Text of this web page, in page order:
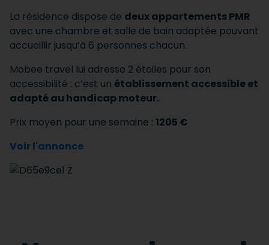
La résidence dispose de deux appartements PMR
avec une chambre et salle de bain adaptée pouvant
accueillir jusqu’à 6 personnes chacun.
Mobee travel lui adresse 2 étoiles pour son
accessibilité : c’est un établissement accessible et
adapté au handicap moteur.
Prix moyen pour une semaine : 1205 €
Voir l'annonce